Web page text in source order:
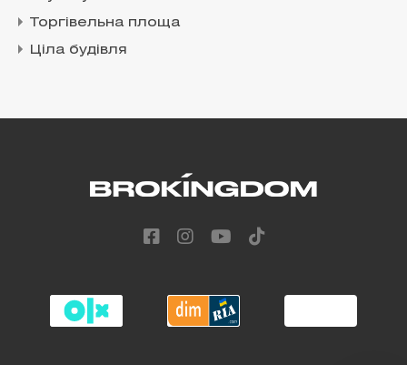
Торгівельна площа
Ціла будівля